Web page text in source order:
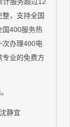
，支持全国
国400服务热
次办理400电
业的免费方
静宜